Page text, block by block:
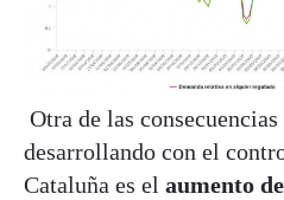
Otra de las consecuencias
desarrollando con el
Cataluña es el aumento